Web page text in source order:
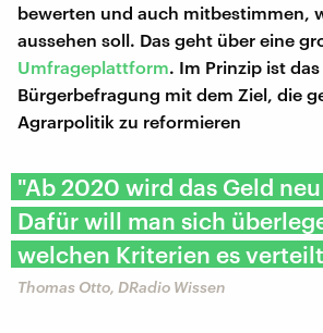
bewerten und auch mitbestimmen,
aussehen soll. Das geht über eine
Umfrageplattform. Im Prinzip ist
Bürgerbefragung mit dem Ziel, die
Agrarpolitik zu reformieren
"Ab 2020 wird das Geld
Dafür will man sich
welchen Kriterien es
Thomas Otto, DRadio Wissen